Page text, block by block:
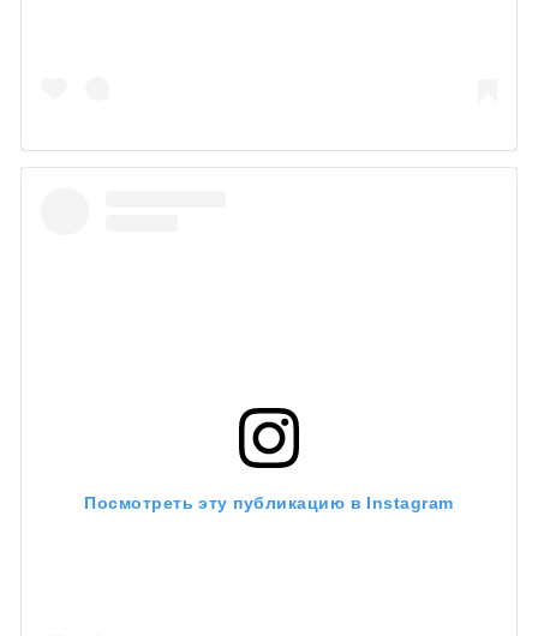
Посмотреть эту публикацию в Instagram